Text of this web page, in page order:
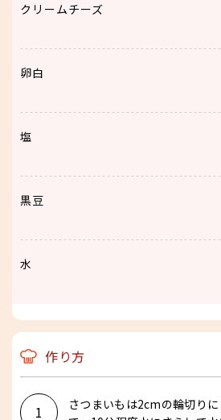
クリームチーズ
卵白
塩
黒豆
水
作り方
1
さつまいもは2cmの輪切り